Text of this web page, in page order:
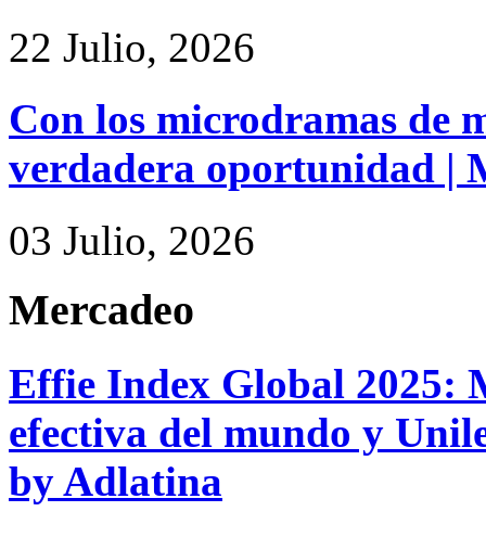
22 Julio, 2026
Con los microdramas de
verdadera oportunidad |
03 Julio, 2026
Mercadeo
Effie Index Global 2025:
efectiva del mundo y
by Adlatina